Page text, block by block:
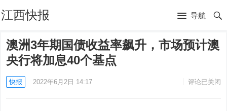
江西快报 导航
澳洲3年期国债收益率飙升，市场预计澳
央行将加息40个基点
快报 2022年6月2日 14:17 评论已关闭